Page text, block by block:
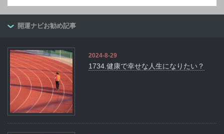
開運ナビお勧め記事
2024-8-29
1734.健康で幸せな人生になりたい？